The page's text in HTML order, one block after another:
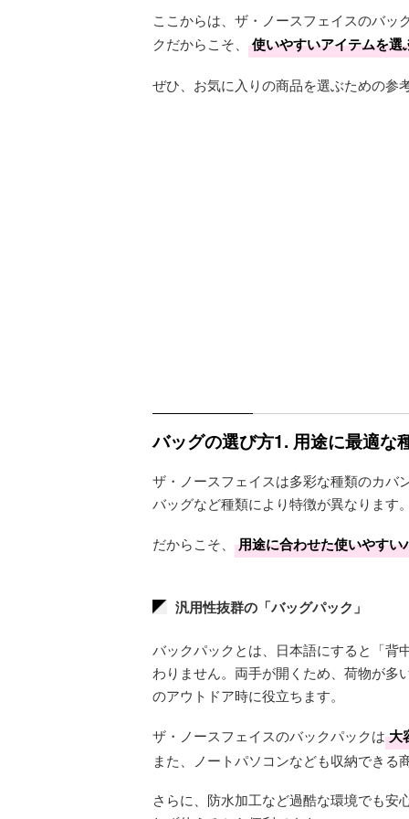
ここからは、ザ・ノースフェイスのバ
クだからこそ、
使いやすいアイテムを選
ぜひ、お気に入りの商品を選ぶための参
バッグの選び方1. 用途に最適な
ザ・ノースフェイスは多彩な種類のカバ
バッグなど種類により特徴が異なります
だからこそ、 用途に合わせた使いやすい
汎用性抜群の「バッグパック」
バックパックとは、日本語にすると「背
わりません。両手が開くため、荷物が多
のアウトドア時に役立ちます。
ザ・ノースフェイスのバックパックは 大
また、ノートパソコンなども収納でき
さらに、防水加工など過酷な環境でも